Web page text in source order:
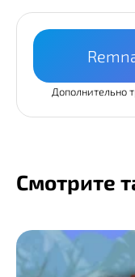
Дополнительно
Смотрите